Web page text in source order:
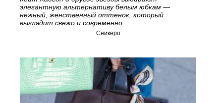
элегантную альтернативу белым юбкам —
нежный, женственный оттенок, который
выглядит свежо и современно.
Сникеро